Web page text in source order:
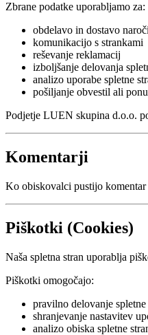
Zbrane podatke uporabljamo za:
obdelavo in dostavo
komunikacijo s strankami
reševanje reklamacij
izboljšanje delovanja
analizo uporabe spletne
pošiljanje obvestil ali
Podjetje LUEN skupina d.o.o.
Komentarji
Ko obiskovalci pustijo komentar
Piškotki (Cookies)
Naša spletna stran uporablja
Piškotki omogočajo:
pravilno delovanje spletne
shranjevanje nastavitev
analizo obiska spletne